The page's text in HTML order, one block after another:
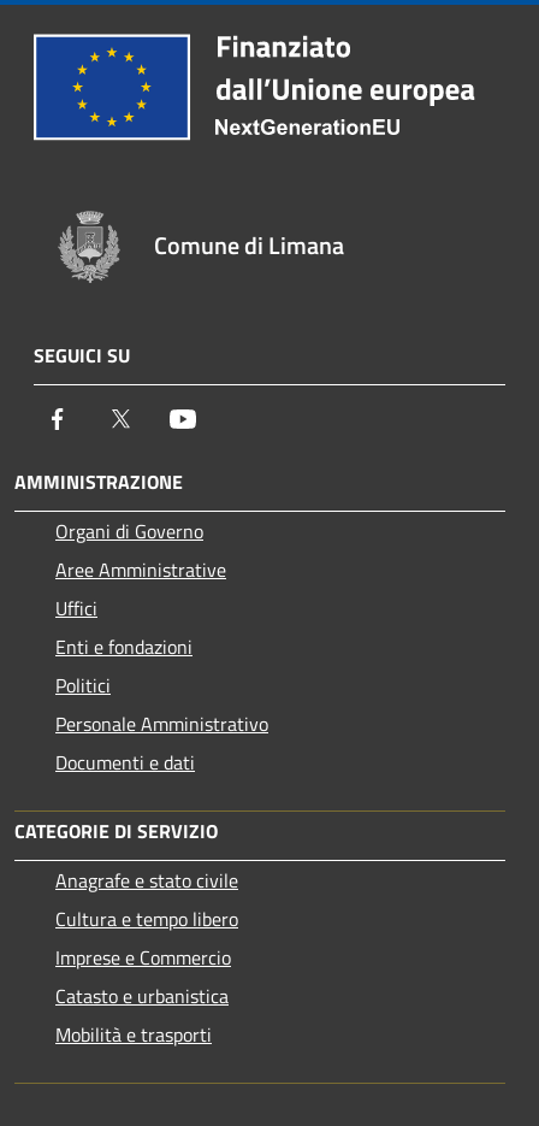
Comune di Limana
SEGUICI SU
Facebook Twitter
AMMINISTRAZIONE
Organi di Governo
Aree Amministrative
Uffici
Enti e fondazioni
Politici
Personale Amministrativo
Documenti e dati
CATEGORIE DI SERVIZIO
Anagrafe e stato civile
Cultura e tempo libero
Imprese e Commercio
Catasto e urbanistica
Mobilità e trasporti